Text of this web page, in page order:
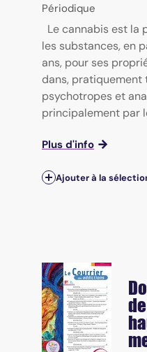
Périodique
Le cannabis est la
les substances, en
ans, pour ses
dans, pratiquement
psychotropes et
principalement par
Plus d'info
Ajouter à la